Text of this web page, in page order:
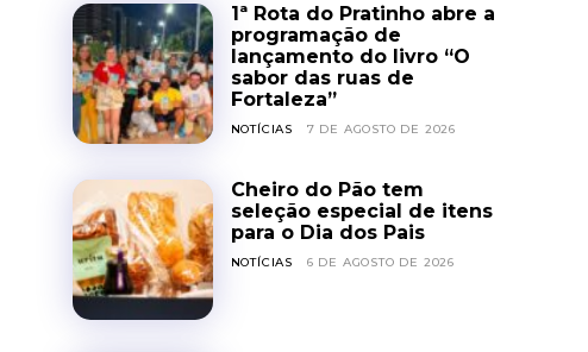
1ª Rota do Pratinho abre a
programação de
lançamento do livro “O
sabor das ruas de
Fortaleza”
NOTÍCIAS 7 DE AGOSTO DE 2026
Cheiro do Pão tem
seleção especial de itens
para o Dia dos Pais
NOTÍCIAS 6 DE AGOSTO DE 2026